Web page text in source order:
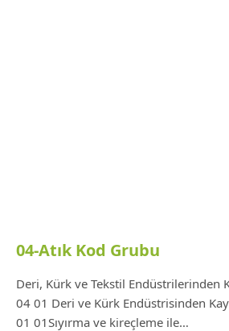
04-Atık Kod Grubu
Deri, Kürk ve Tekstil Endüstrilerinden
04 01 Deri ve Kürk Endüstrisinden
01 01Sıyırma ve kireçleme ile…